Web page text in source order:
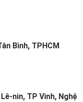
Bình, TPHCM
nin, TP Vinh, Nghệ